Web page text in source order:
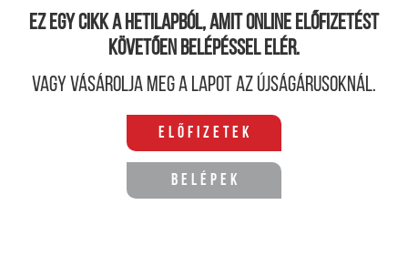
Ez egy cikk a hetilapból, amit online előfizetést
követően belépéssel elér.
Vagy vásárolja meg a lapot az újságárusoknál.
Előfizetek
Belépek